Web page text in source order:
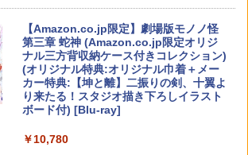
￥8,118
amiibo すりみ連合セット[フウカ【レイ
ダース】/ウツホ【レイダース】/マンタ
ロー【レイダース】]（スプラトゥーンシ
リーズ）
￥4,940
【8/11まで！抽選で最大全額ポイントバ
ック】 【日本語説明書付き】 Brook Wi
ngman NS ウィングマン NS Lite コンバ
PS5 XBOX Elite コントローラー用 Swit
Switch2 ケース 即納 パステルカラー か
わいい Nintendo スイッチ2 対応 スイッ
チ スイッチツー ニンテンドー カバー ポ
ーチ ストラップ 新型 ジョイコン ソフト
ケーブル 収納可能 クリスマス ギフト プ
レゼント 送料無料
￥2,100
￥4,976
ルパン三世 VS 名探偵コナン【Blu-ray】
[ 栗田貫一 ]
￥5,104
Nintendo Switch 2(日本語・国内専用)
￥55,491
ニンテンドープリペイド番号 9000円|オ
ンラインコード版
【純正品】ディスクドライブ(CFI-ZDD1
J) PlayStation 5
￥11,849
トローラー ミッドナイト ブラック(CFI-
￥8,020
【純正品】Xbox 充電式バッテリー + US
B-C ケーブル
￥2,618
【Amazon.co.jp限定】劇場版モノノ怪
第三章 蛇神 (Amazon.co.jp限定オリジ
ナル三方背収納ケース付きコレクション)
(オリジナル特典:オリジナル巾着＋メー
カー特典:【坤と離】二振りの剣、十翼よ
り来たる！スタジオ描き下ろしイラスト
ボード付) [Blu-ray]
￥10,780